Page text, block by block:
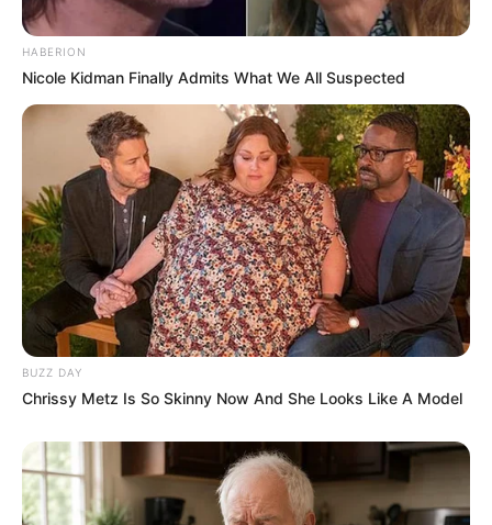
HABERION
Nicole Kidman Finally Admits What We All Suspected
BUZZ DAY
Chrissy Metz Is So Skinny Now And She Looks Like A Model